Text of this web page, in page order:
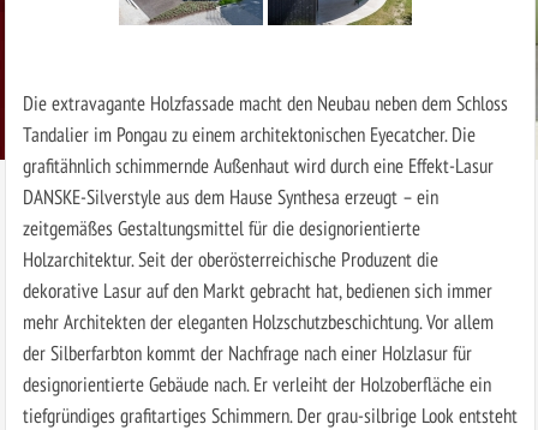
Die extravagante Holzfassade macht den Neubau neben dem Schloss
Tandalier im Pongau zu einem architektonischen Eyecatcher. Die
grafitähnlich schimmernde Außenhaut wird durch eine Effekt-Lasur
DANSKE-Silverstyle aus dem Hause Synthesa erzeugt – ein
zeitgemäßes Gestaltungsmittel für die designorientierte
Holzarchitektur. Seit der oberösterreichische Produzent die
dekorative Lasur auf den Markt gebracht hat, bedienen sich immer
mehr Architekten der eleganten Holzschutzbeschichtung. Vor allem
der Silberfarbton kommt der Nachfrage nach einer Holzlasur für
designorientierte Gebäude nach. Er verleiht der Holzoberfläche ein
tiefgründiges grafitartiges Schimmern. Der grau-silbrige Look entsteht